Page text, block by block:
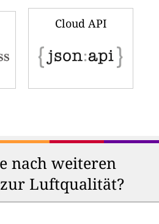
Cloud API
nach weiteren
Luftqualität?